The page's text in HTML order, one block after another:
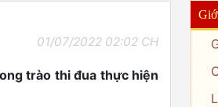
01/07/2022 02:02 CH
trào thi đua thực hiện